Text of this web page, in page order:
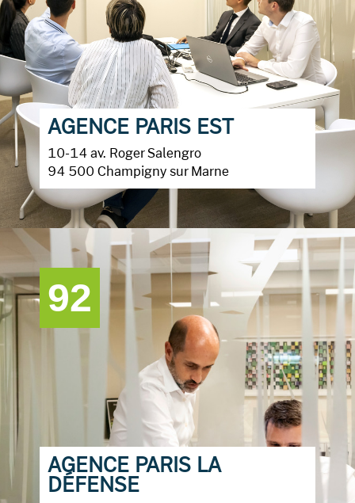
AGENCE PARIS EST
10-14 av. Roger Salengro
94 500 Champigny sur Marne
92
AGENCE PARIS LA
DÉFENSE